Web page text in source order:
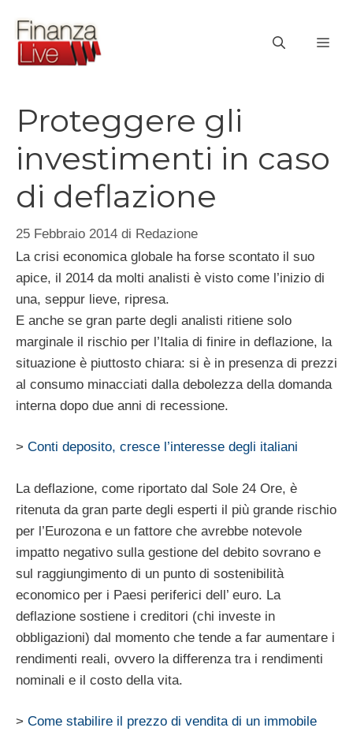
contenuto
Proteggere gli
investimenti in caso
di deflazione
25 Febbraio 2014 di Redazione
La crisi economica globale ha forse scontato il suo
apice, il 2014 da molti analisti è visto come l’inizio di
una, seppur lieve, ripresa.
E anche se gran parte degli analisti ritiene solo
marginale il rischio per l’Italia di finire in deflazione, la
situazione è piuttosto chiara: si è in presenza di prezzi
al consumo minacciati dalla debolezza della domanda
interna dopo due anni di recessione.
> Conti deposito, cresce l’interesse degli italiani
La deflazione, come riportato dal Sole 24 Ore, è
ritenuta da gran parte degli esperti il più grande rischio
per l’Eurozona e un fattore che avrebbe notevole
impatto negativo sulla gestione del debito sovrano e
sul raggiungimento di un punto di sostenibilità
economico per i Paesi periferici dell’ euro. La
deflazione sostiene i creditori (chi investe in
obbligazioni) dal momento che tende a far aumentare i
rendimenti reali, ovvero la differenza tra i rendimenti
nominali e il costo della vita.
> Come stabilire il prezzo di vendita di un immobile